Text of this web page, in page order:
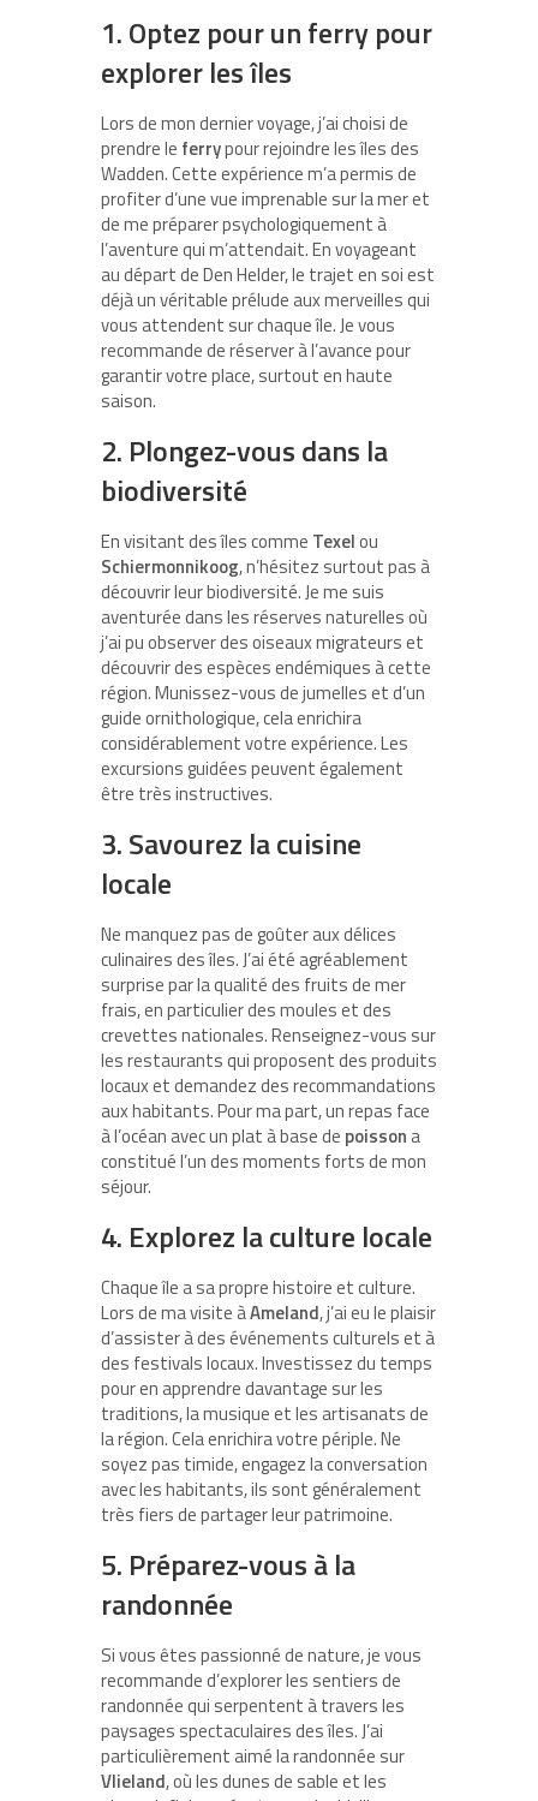
1. Optez pour un ferry pour
explorer les îles
Lors de mon dernier voyage, j’ai choisi de
prendre le ferrypour rejoindre les îles des
Wadden. Cette expérience m’a permis de
profiter d’une vue imprenable sur la mer et
de me préparer psychologiquement à
l’aventure qui m’attendait. En voyageant
au départ de Den Helder, le trajet en soi est
déjà un véritable prélude aux merveilles qui
vous attendent sur chaque île. Je vous
recommande de réserver à l’avance pour
garantir votre place, surtout en haute
saison.
2. Plongez-vous dans la
biodiversité
En visitant des îles comme Texelou
Schiermonnikoog, n’hésitez surtout pas à
découvrir leur biodiversité. Je me suis
aventurée dans les réserves naturelles où
j’ai pu observer des oiseaux migrateurs et
découvrir des espèces endémiques à cette
région. Munissez-vous de jumelles et d’un
guide ornithologique, cela enrichira
considérablement votre expérience. Les
excursions guidées peuvent également
être très instructives.
3. Savourez la cuisine
locale
Ne manquez pas de goûter aux délices
culinaires des îles. J’ai été agréablement
surprise par la qualité des fruits de mer
frais, en particulier des moules et des
crevettes nationales. Renseignez-vous sur
les restaurants qui proposent des produits
locaux et demandez des recommandations
aux habitants. Pour ma part, un repas face
à l’océan avec un plat à base de poisson a
constitué l’un des moments forts de mon
séjour.
4. Explorez la culture locale
Chaque île a sa propre histoire et culture.
Lors de ma visite àAmeland, j’ai eu le plaisir
d’assister à des événements culturels et à
des festivals locaux. Investissez du temps
pour en apprendre davantage sur les
traditions, la musique et les artisanats de
la région. Cela enrichira votre périple. Ne
soyez pas timide, engagez la conversation
avec les habitants, ils sont généralement
très fiers de partager leur patrimoine.
5. Préparez-vous à la
randonnée
Si vous êtes passionné de nature, je vous
recommande d’explorer les sentiers de
randonnée qui serpentent à travers les
paysages spectaculaires des îles. J’ai
particulièrement aimé la randonnée sur
Vlieland, où les dunes de sable et les